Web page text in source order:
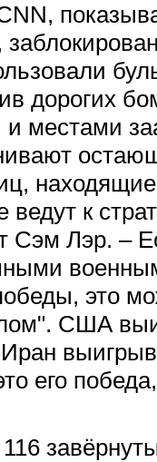
дорогих
и местами
ведут к
Сэм Лэр. –
это
США
его